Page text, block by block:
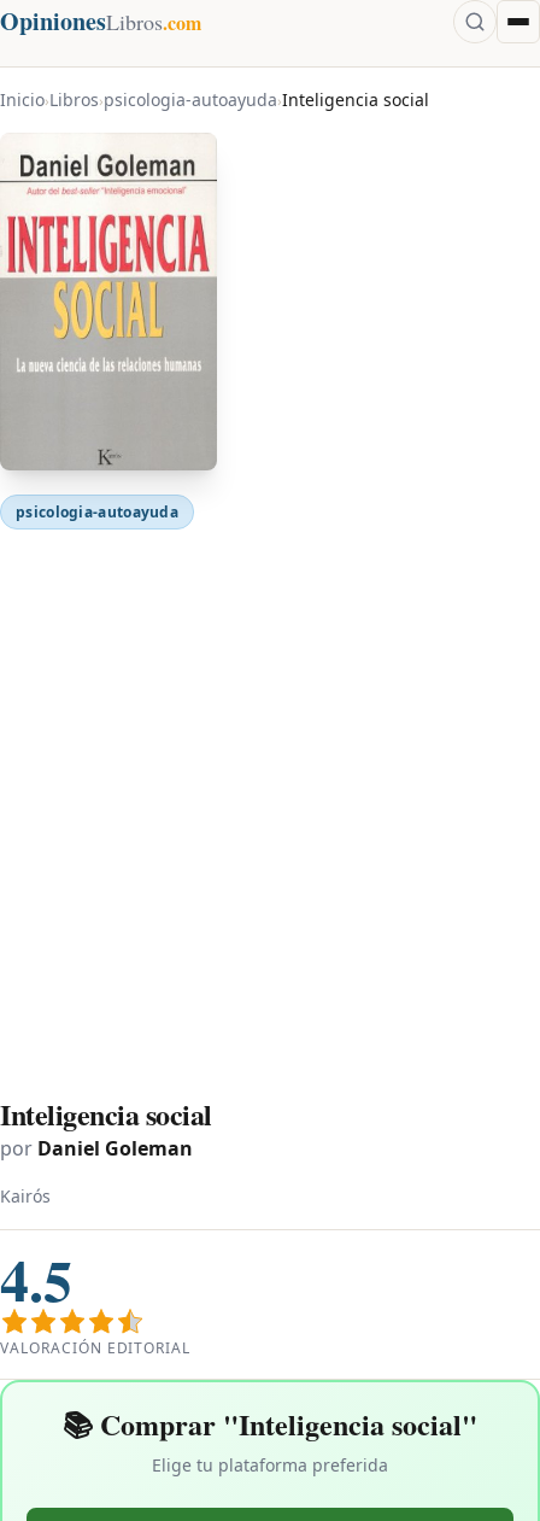
OpinionesLibros.com
Inicio›Libros›psicologia-autoayuda›Inteligencia social
psicologia-autoayuda
Inteligencia social
por Daniel Goleman
Kairós
4.5
VALORACIÓN EDITORIAL
📚 Comprar "Inteligencia social"
Elige tu plataforma preferida